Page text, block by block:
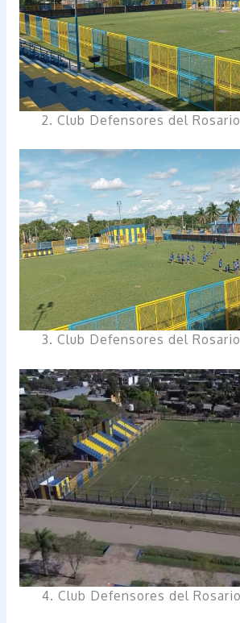
2. Club Defensores del
3. Club Defensores del
4. Club Defensores del